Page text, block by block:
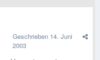
Geschrieben 14. Juni
2003